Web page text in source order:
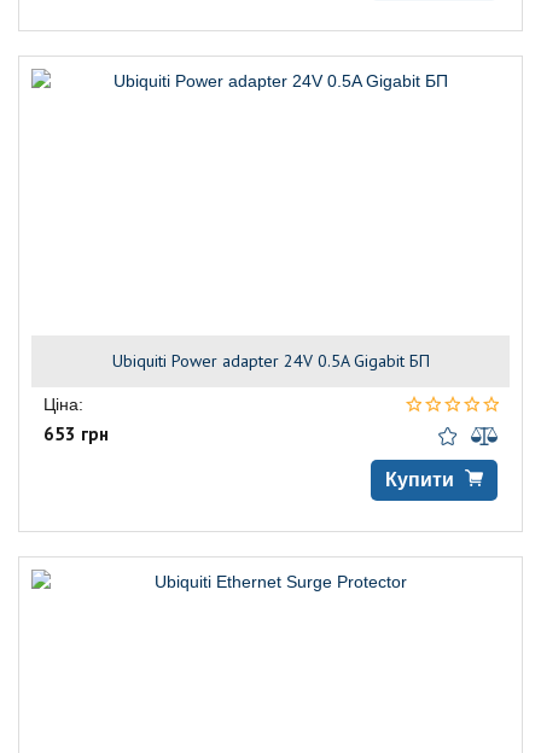
Ubiquiti Power adapter 24V 0.5A Gigabit БП
Ціна:
653 грн
Купити